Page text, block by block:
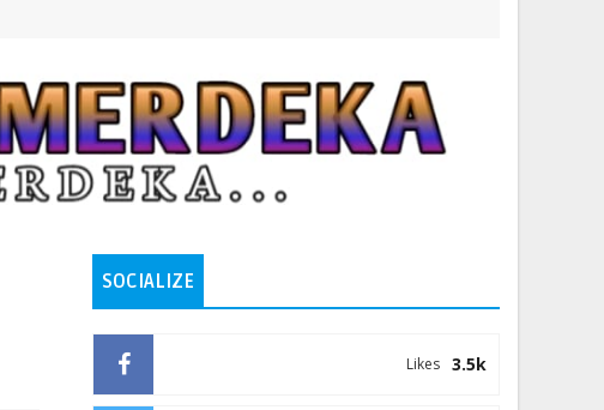
SOCIALIZE
3.5k
Likes